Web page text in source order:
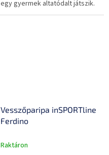
egy gyermek altatódalt játszik.
Vesszőparipa inSPORTline
Ferdino
Raktáron